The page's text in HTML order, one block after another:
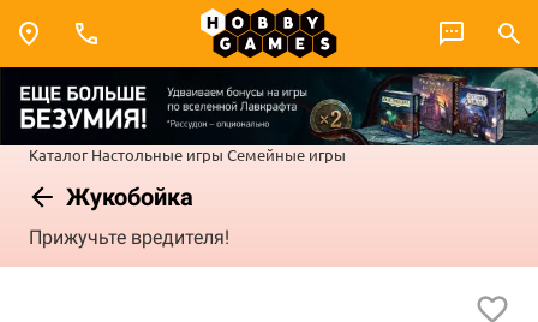
Каталог Настольные игры Семейные игры
Жукобойка
Прижучьте вредителя!